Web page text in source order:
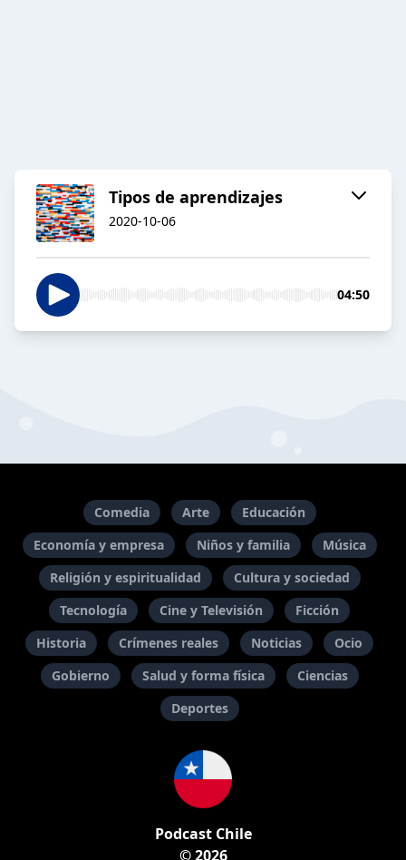
Tipos de aprendizajes
2020-10-06
04:50
Comedia Arte
Educación
Economía y empresa
Niños y familia
Música
Religión y espiritualidad
Cultura y sociedad
Tecnología
Cine y Televisión
Ficción
Historia
Crímenes reales Noticias
Ocio
Gobierno
Salud y forma física
Ciencias
Deportes
Podcast Chile
© 2026